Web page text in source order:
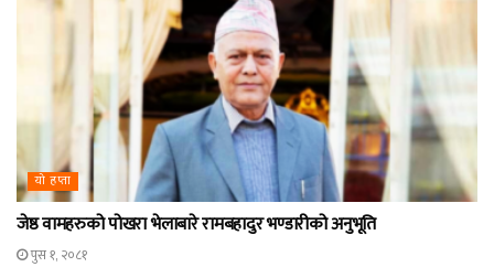
यो हप्ता
जेष्ठ वामहरुको पोखरा भेलाबारे रामबहादुर भण्डारीको अनुभूति
पुस १, २०८१